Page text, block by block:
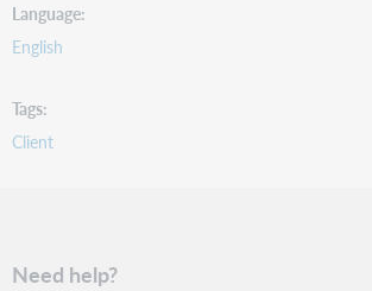
Language
English
Tags
Client
Need help?